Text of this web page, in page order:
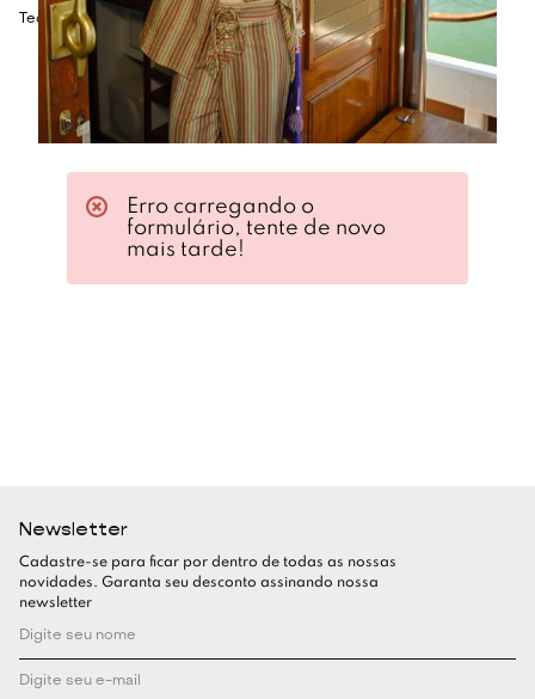
Tecido Principal: 98% Algodão, 2% Elastano.
Newsletter
Cadastre-se para ficar por dentro de todas as nossas
novidades. Garanta seu desconto assinando nossa
newsletter
Erro carregando o
formulário, tente de novo
mais tarde!